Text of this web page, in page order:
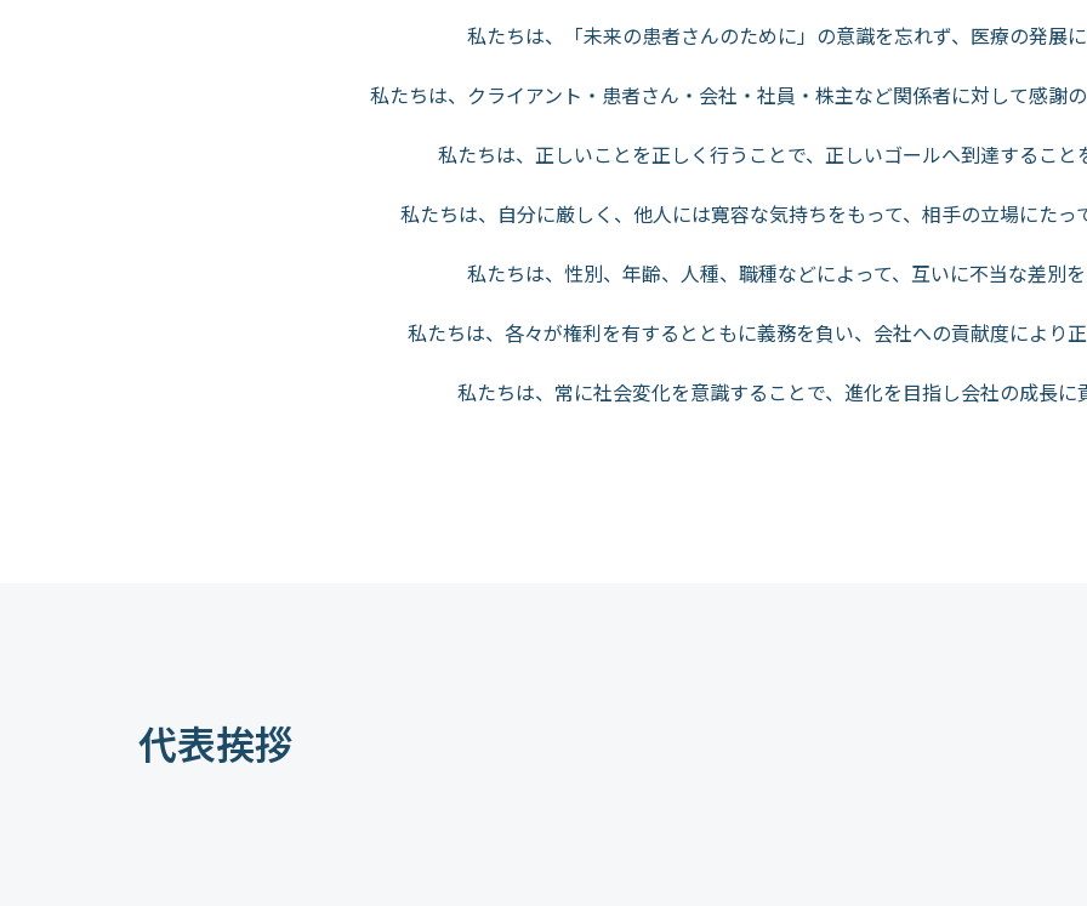
私たちは、「未来の患者さんのために」の意識を忘れず、医療の発展
私たちは、クライアント・患者さん・会社・社員・株主など関係者に対して感謝
私たちは、正しいことを正しく行うことで、正しいゴールへ到達すること
私たちは、自分に厳しく、他人には寛容な気持ちをもって、相手の立場にたっ
私たちは、性別、年齢、人種、職種などによって、互いに不当な差別
私たちは、各々が権利を有するとともに義務を負い、会社への貢献度により
私たちは、常に社会変化を意識することで、進化を目指し会社の成長に
代表挨拶